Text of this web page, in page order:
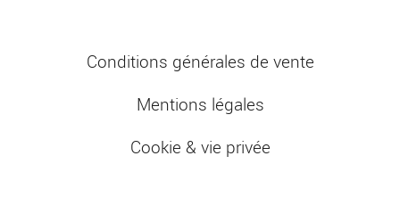
Conditions générales de vente
Mentions légales
Cookie & vie privée